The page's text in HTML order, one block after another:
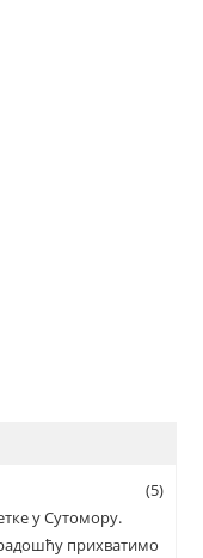
(5)
у Сутомору.
радошћу прихватимо